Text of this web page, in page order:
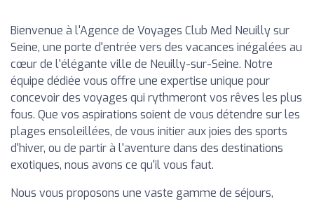
Bienvenue à l'Agence de Voyages Club Med Neuilly sur
Seine, une porte d'entrée vers des vacances inégalées au
cœur de l'élégante ville de Neuilly-sur-Seine. Notre
équipe dédiée vous offre une expertise unique pour
concevoir des voyages qui rythmeront vos rêves les plus
fous. Que vos aspirations soient de vous détendre sur les
plages ensoleillées, de vous initier aux joies des sports
d'hiver, ou de partir à l'aventure dans des destinations
exotiques, nous avons ce qu'il vous faut.
Nous vous proposons une vaste gamme de séjours,